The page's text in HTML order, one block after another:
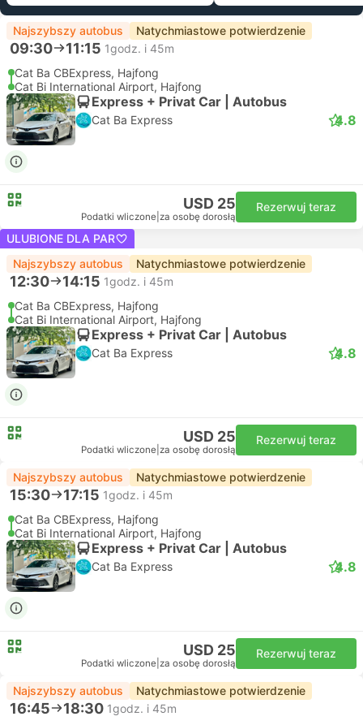
Najszybszy autobus Natychmiastowe potwierdzenie
09:30 11:15 1godz. i 45m
Cat Ba CBExpress, Hajfong
Cat Bi International Airport, Hajfong
Express + Privat Car | Autobus
Cat Ba Express 4.8
USD 25
Podatki wliczone za osobę dorosłą
Rezerwuj teraz
ULUBIONE DLA PAR
Najszybszy autobus
Natychmiastowe potwierdzenie
12:30 14:15 1godz. i 45m
Cat Ba CBExpress, Hajfong
Cat Bi International Airport, Hajfong
Express + Privat Car | Autobus
Cat Ba Express 4.8
USD 25
Podatki wliczone za osobę dorosłą
Rezerwuj teraz
Najszybszy autobus Natychmiastowe potwierdzenie
15:30 17:15 1godz. i 45m
Cat Ba CBExpress, Hajfong
Cat Bi International Airport, Hajfong
Express + Privat Car | Autobus
Cat Ba Express 4.8
USD 25
Podatki wliczone za osobę dorosłą
Rezerwuj teraz
Najszybszy autobus Natychmiastowe potwierdzenie
16:45 18:30 1godz. i 45m